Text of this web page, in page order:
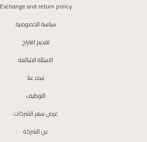
Exchange and return policy
سياسة الخصوصية
تقديم اقتراح
الاسئلة الشائعة
نبذه عنا
التوظيف
عرض سعر الشركات
عن الشركة